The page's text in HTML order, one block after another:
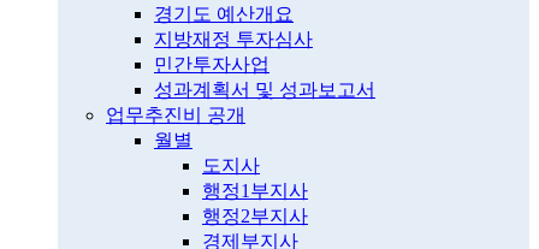
경기도 예산개요
지방재정 투자심사
민간투자사업
성과계획서 및 성과보고서
업무추진비 공개
월별
도지사
행정1부지사
행정2부지사
경제부지사